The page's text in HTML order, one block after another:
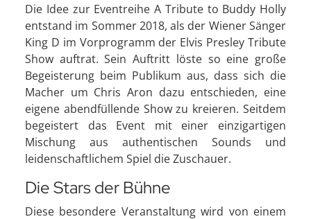
Die Idee zur Eventreihe A Tribute to Buddy Holly
entstand im Sommer 2018, als der Wiener Sänger
King D im Vorprogramm der Elvis Presley Tribute
Show auftrat. Sein Auftritt löste so eine große
Begeisterung beim Publikum aus, dass sich die
Macher um Chris Aron dazu entschieden, eine
eigene abendfüllende Show zu kreieren. Seitdem
begeistert das Event mit einer einzigartigen
Mischung aus authentischen Sounds und
leidenschaftlichem Spiel die Zuschauer.
Die Stars der Bühne
Diese besondere Veranstaltung wird von einem